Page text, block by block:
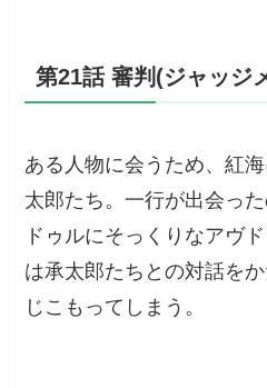
第21話 審判(ジャッジ
ある人物に会うため、紅
太郎たち。一行が出会っ
ドゥルにそっくりなアヴ
は承太郎たちとの対話を
じこもってしまう。